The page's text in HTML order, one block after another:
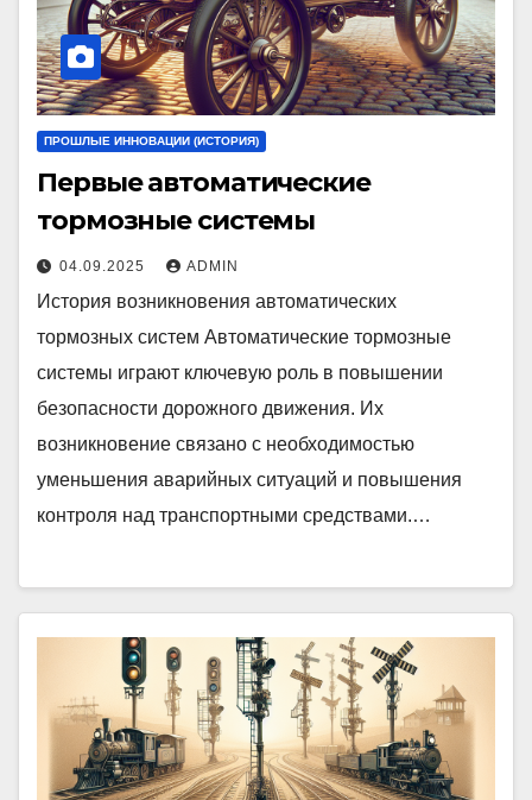
ПРОШЛЫЕ ИННОВАЦИИ (ИСТОРИЯ)
Первые автоматические
тормозные системы
04.09.2025 ADMIN
История возникновения автоматических
тормозных систем Автоматические тормозные
системы играют ключевую роль в повышении
безопасности дорожного движения. Их
возникновение связано с необходимостью
уменьшения аварийных ситуаций и повышения
контроля над транспортными средствами.…